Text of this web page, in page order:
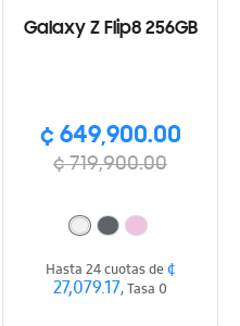
Galaxy Z Flip8 256GB
¢ 649,900.00
¢ 719,900.00
Hasta 24 cuotas de¢
27,079.17, Tasa 0